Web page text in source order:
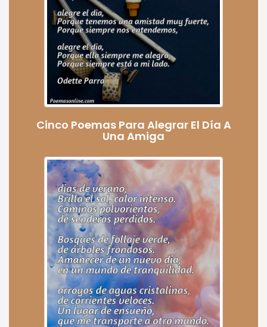
Cinco Poemas Para Alegrar El Día A
Una Amiga